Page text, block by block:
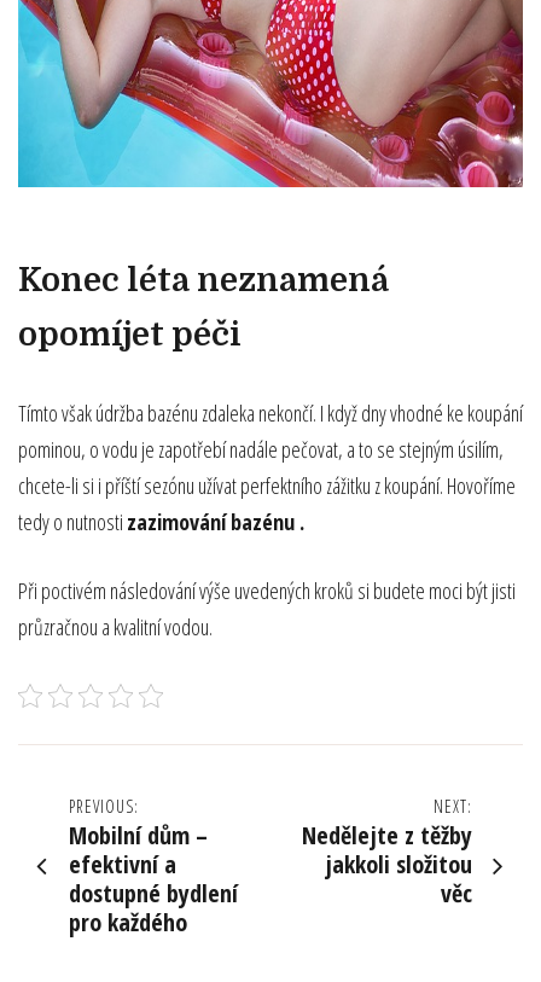
Konec léta neznamená
opomíjet péči
Tímto však údržba bazénu zdaleka nekončí. I když dny vhodné ke koupání
pominou, o vodu je zapotřebí nadále pečovat, a to se stejným úsilím,
chcete-li si i příští sezónu užívat perfektního zážitku z koupání. Hovoříme
tedy o nutnosti zazimování bazénu .
Při poctivém následování výše uvedených kroků si budete moci být jisti
průzračnou a kvalitní vodou.
Navigace
pro
příspěvek
PREVIOUS:
Mobilní dům –
efektivní a
dostupné bydlení
pro každého
NEXT:
Nedělejte z těžby
jakkoli složitou
věc